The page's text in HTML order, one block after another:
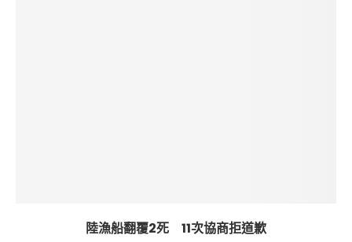
陸漁船翻覆2死 11次協商拒道歉